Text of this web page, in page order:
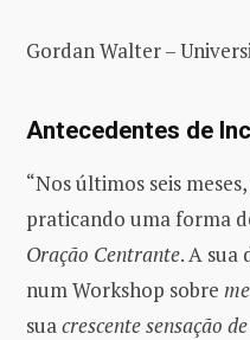
Gordan Walter –
Antecedentes de
“Nos últimos seis meses,
praticando uma forma
Oração Centrante. A sua
num Workshop sobre
sua crescente sensação